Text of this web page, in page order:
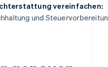
vereinfachen:
und